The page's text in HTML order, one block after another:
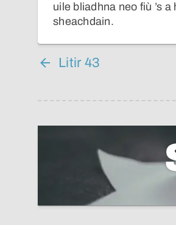
uile bliadhna neo fiù ’s
sheachdain.
Litir 43